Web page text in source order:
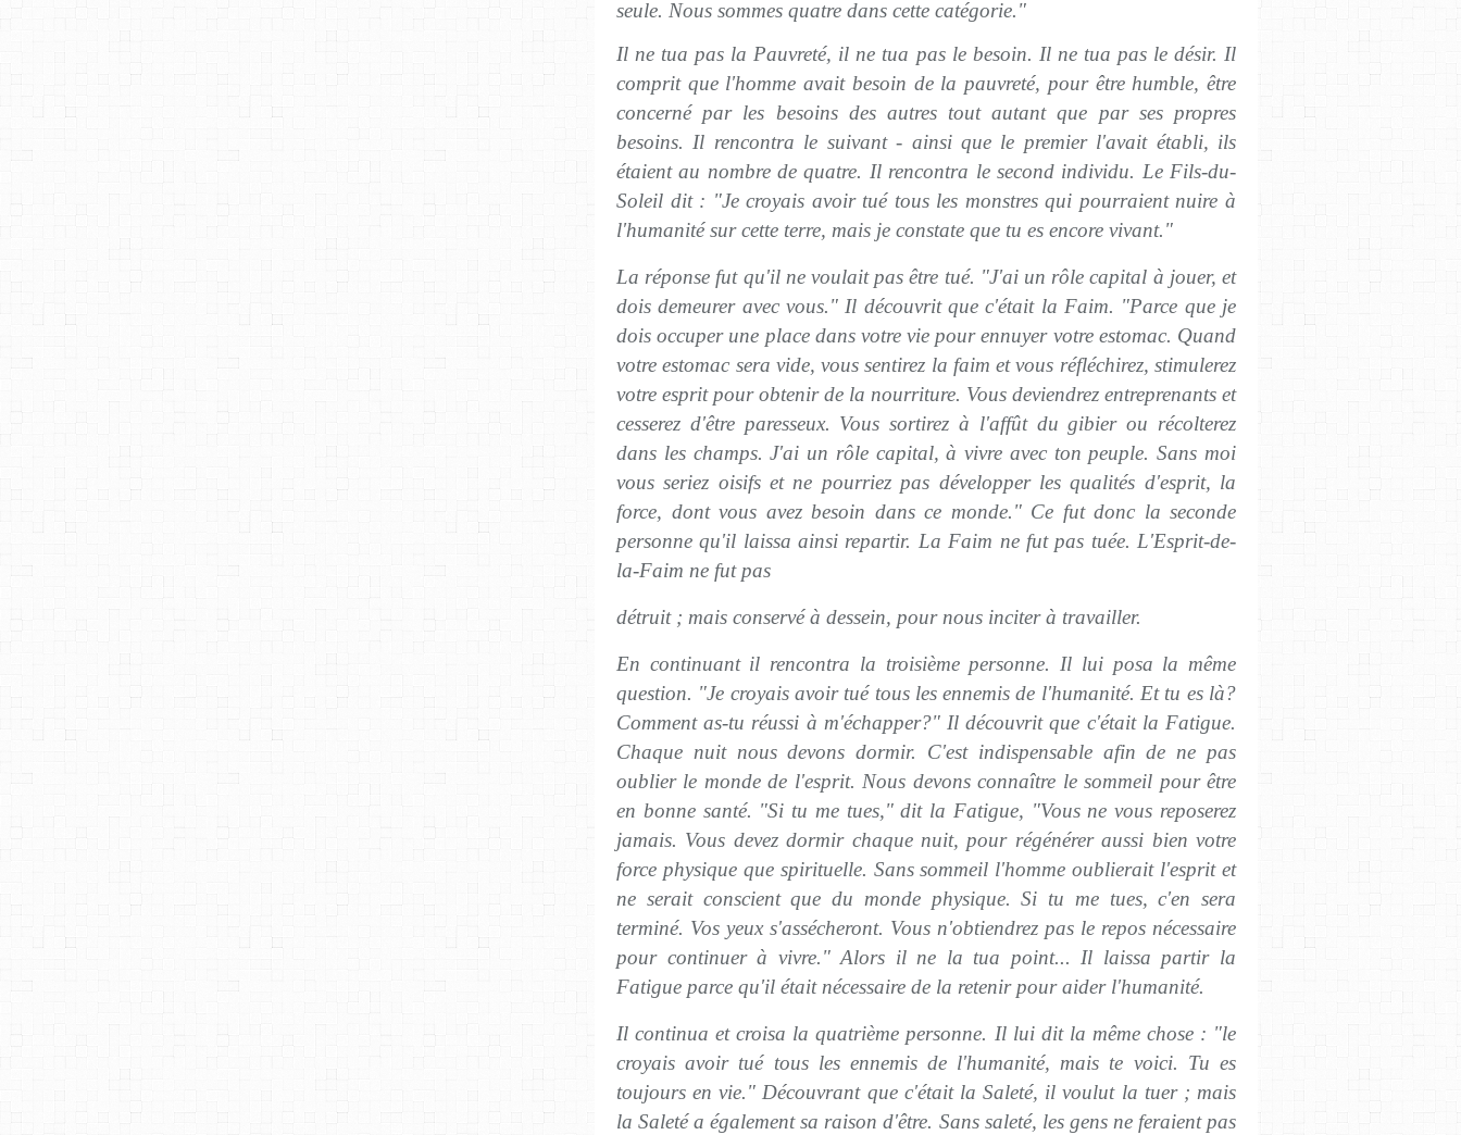
seule. Nous sommes quatre dans cette catégorie."
Il ne tua pas la Pauvreté, il ne tua pas le besoin. Il ne tua pas le désir. Il
comprit que l'homme avait besoin de la pauvreté, pour être humble, être
concerné par les besoins des autres tout autant que par ses propres
besoins. Il rencontra le suivant - ainsi que le premier l'avait établi, ils
étaient au nombre de quatre. Il rencontra le second individu. Le Fils-du-
Soleil dit : "Je croyais avoir tué tous les monstres qui pourraient nuire à
l'humanité sur cette terre, mais je constate que tu es encore vivant."
La réponse fut qu'il ne voulait pas être tué. "J'ai un rôle capital à jouer, et
dois demeurer avec vous." Il découvrit que c'était la Faim. "Parce que je
dois occuper une place dans votre vie pour ennuyer votre estomac. Quand
votre estomac sera vide, vous sentirez la faim et vous réfléchirez, stimulerez
votre esprit pour obtenir de la nourriture. Vous deviendrez entreprenants et
cesserez d'être paresseux. Vous sortirez à l'affût du gibier ou récolterez
dans les champs. J'ai un rôle capital, à vivre avec ton peuple. Sans moi
vous seriez oisifs et ne pourriez pas développer les qualités d'esprit, la
force, dont vous avez besoin dans ce monde." Ce fut donc la seconde
personne qu'il laissa ainsi repartir. La Faim ne fut pas tuée. L'Esprit-de-
la-Faim ne fut pas
détruit ; mais conservé à dessein, pour nous inciter à travailler.
En continuant il rencontra la troisième personne. Il lui posa la même
question. "Je croyais avoir tué tous les ennemis de l'humanité. Et tu es là?
Comment as-tu réussi à m'échapper?" Il découvrit que c'était la Fatigue.
Chaque nuit nous devons dormir. C'est indispensable afin de ne pas
oublier le monde de l'esprit. Nous devons connaître le sommeil pour être
en bonne santé. "Si tu me tues," dit la Fatigue, "Vous ne vous reposerez
jamais. Vous devez dormir chaque nuit, pour régénérer aussi bien votre
force physique que spirituelle. Sans sommeil l'homme oublierait l'esprit et
ne serait conscient que du monde physique. Si tu me tues, c'en sera
terminé. Vos yeux s'assécheront. Vous n'obtiendrez pas le repos nécessaire
pour continuer à vivre." Alors il ne la tua point... Il laissa partir la
Fatigue parce qu'il était nécessaire de la retenir pour aider l'humanité.
Il continua et croisa la quatrième personne. Il lui dit la même chose : "le
croyais avoir tué tous les ennemis de l'humanité, mais te voici. Tu es
toujours en vie." Découvrant que c'était la Saleté, il voulut la tuer ; mais
la Saleté a également sa raison d'être. Sans saleté, les gens ne feraient pas